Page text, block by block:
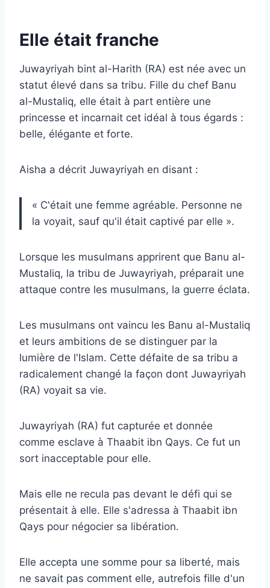
Elle était franche
Juwayriyah bint al-Harith (RA) est née avec un
statut élevé dans sa tribu. Fille du chef Banu
al-Mustaliq, elle était à part entière une
princesse et incarnait cet idéal à tous égards :
belle, élégante et forte.
Aisha a décrit Juwayriyah en disant :
« C'était une femme agréable. Personne ne
la voyait, sauf qu'il était captivé par elle ».
Lorsque les musulmans apprirent que Banu al-
Mustaliq, la tribu de Juwayriyah, préparait une
attaque contre les musulmans, la guerre éclata.
Les musulmans ont vaincu les Banu al-Mustaliq
et leurs ambitions de se distinguer par la
lumière de l'Islam. Cette défaite de sa tribu a
radicalement changé la façon dont Juwayriyah
(RA) voyait sa vie.
Juwayriyah (RA) fut capturée et donnée
comme esclave à Thaabit ibn Qays. Ce fut un
sort inacceptable pour elle.
Mais elle ne recula pas devant le défi qui se
présentait à elle. Elle s'adressa à Thaabit ibn
Qays pour négocier sa libération.
Elle accepta une somme pour sa liberté, mais
ne savait pas comment elle, autrefois fille d'un